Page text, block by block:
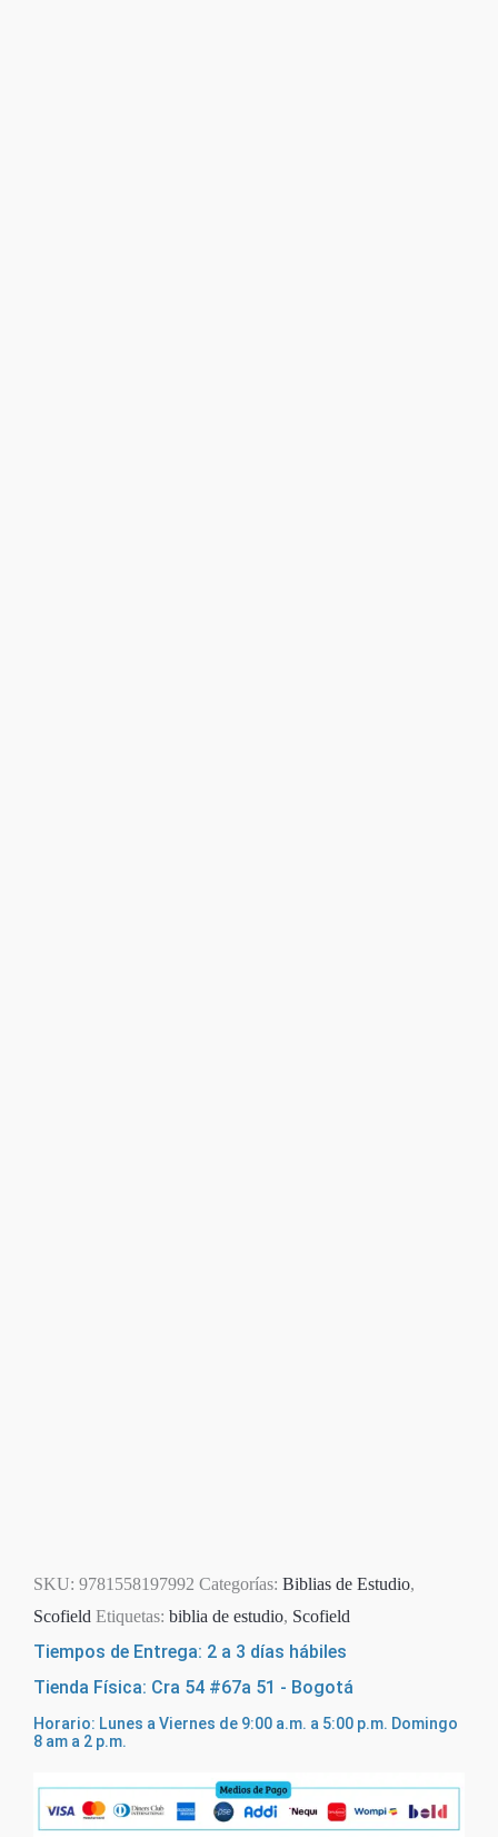
SKU: 9781558197992 Categorías: Biblias de Estudio,
Scofield Etiquetas: biblia de estudio, Scofield
Tiempos de Entrega: 2 a 3 días hábiles
Tienda Física: Cra 54 #67a 51 - Bogotá
Horario: Lunes a Viernes de 9:00 a.m. a 5:00 p.m. Domingo
8 am a 2 p.m.